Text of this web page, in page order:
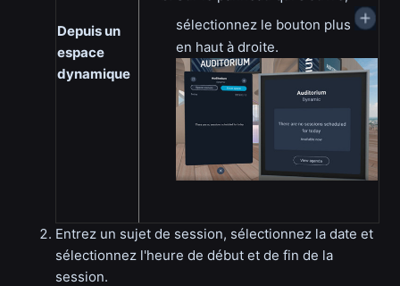
Depuis un
espace
dynamique
sélectionnez le bouton plus
en haut à droite.
Entrez un sujet de session, sélectionnez la date et
sélectionnez l'heure de début et de fin de la
session.